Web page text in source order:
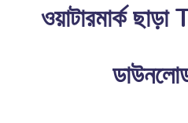
ওয়াটারমার্ক